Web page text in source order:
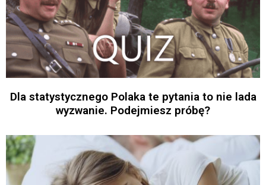
Dla statystycznego Polaka te pytania to nie lada
wyzwanie. Podejmiesz próbę?